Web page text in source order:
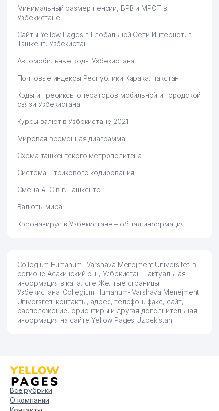
Минимальный размер пенсии, БРВ и МРОТ в
Узбекистане
Сайты Yellow Pages в Глобальной Сети Интернет, г.
Ташкент, Узбекистан
Автомобильные коды Узбекистана
Почтовые индексы Республики Каракалпакстан
Коды и префиксы операторов мобильной и городской
связи Узбекистана
Курсы валют в Узбекистане 2021
Мировая временная диаграмма
Схема ташкентского метрополитена
Система штрихового кодирования
Смена АТС в г. Ташкенте
Валюты мира
Коронавирус в Узбекистане – общая информация
Collegium Humanum- Varshava Menejment Universiteti в
регионе Асакинский р-н, Узбекистан - актуальная
информация в каталоге Желтые страницы
Узбекистана. Collegium Humanum- Varshava Menejment
Universiteti: контакты, адрес, телефон, факс, сайт,
расположение, ориентиры и другая дополнительная
информация на сайте Yellow Pages Uzbekistan.
Все рубрики
О компании